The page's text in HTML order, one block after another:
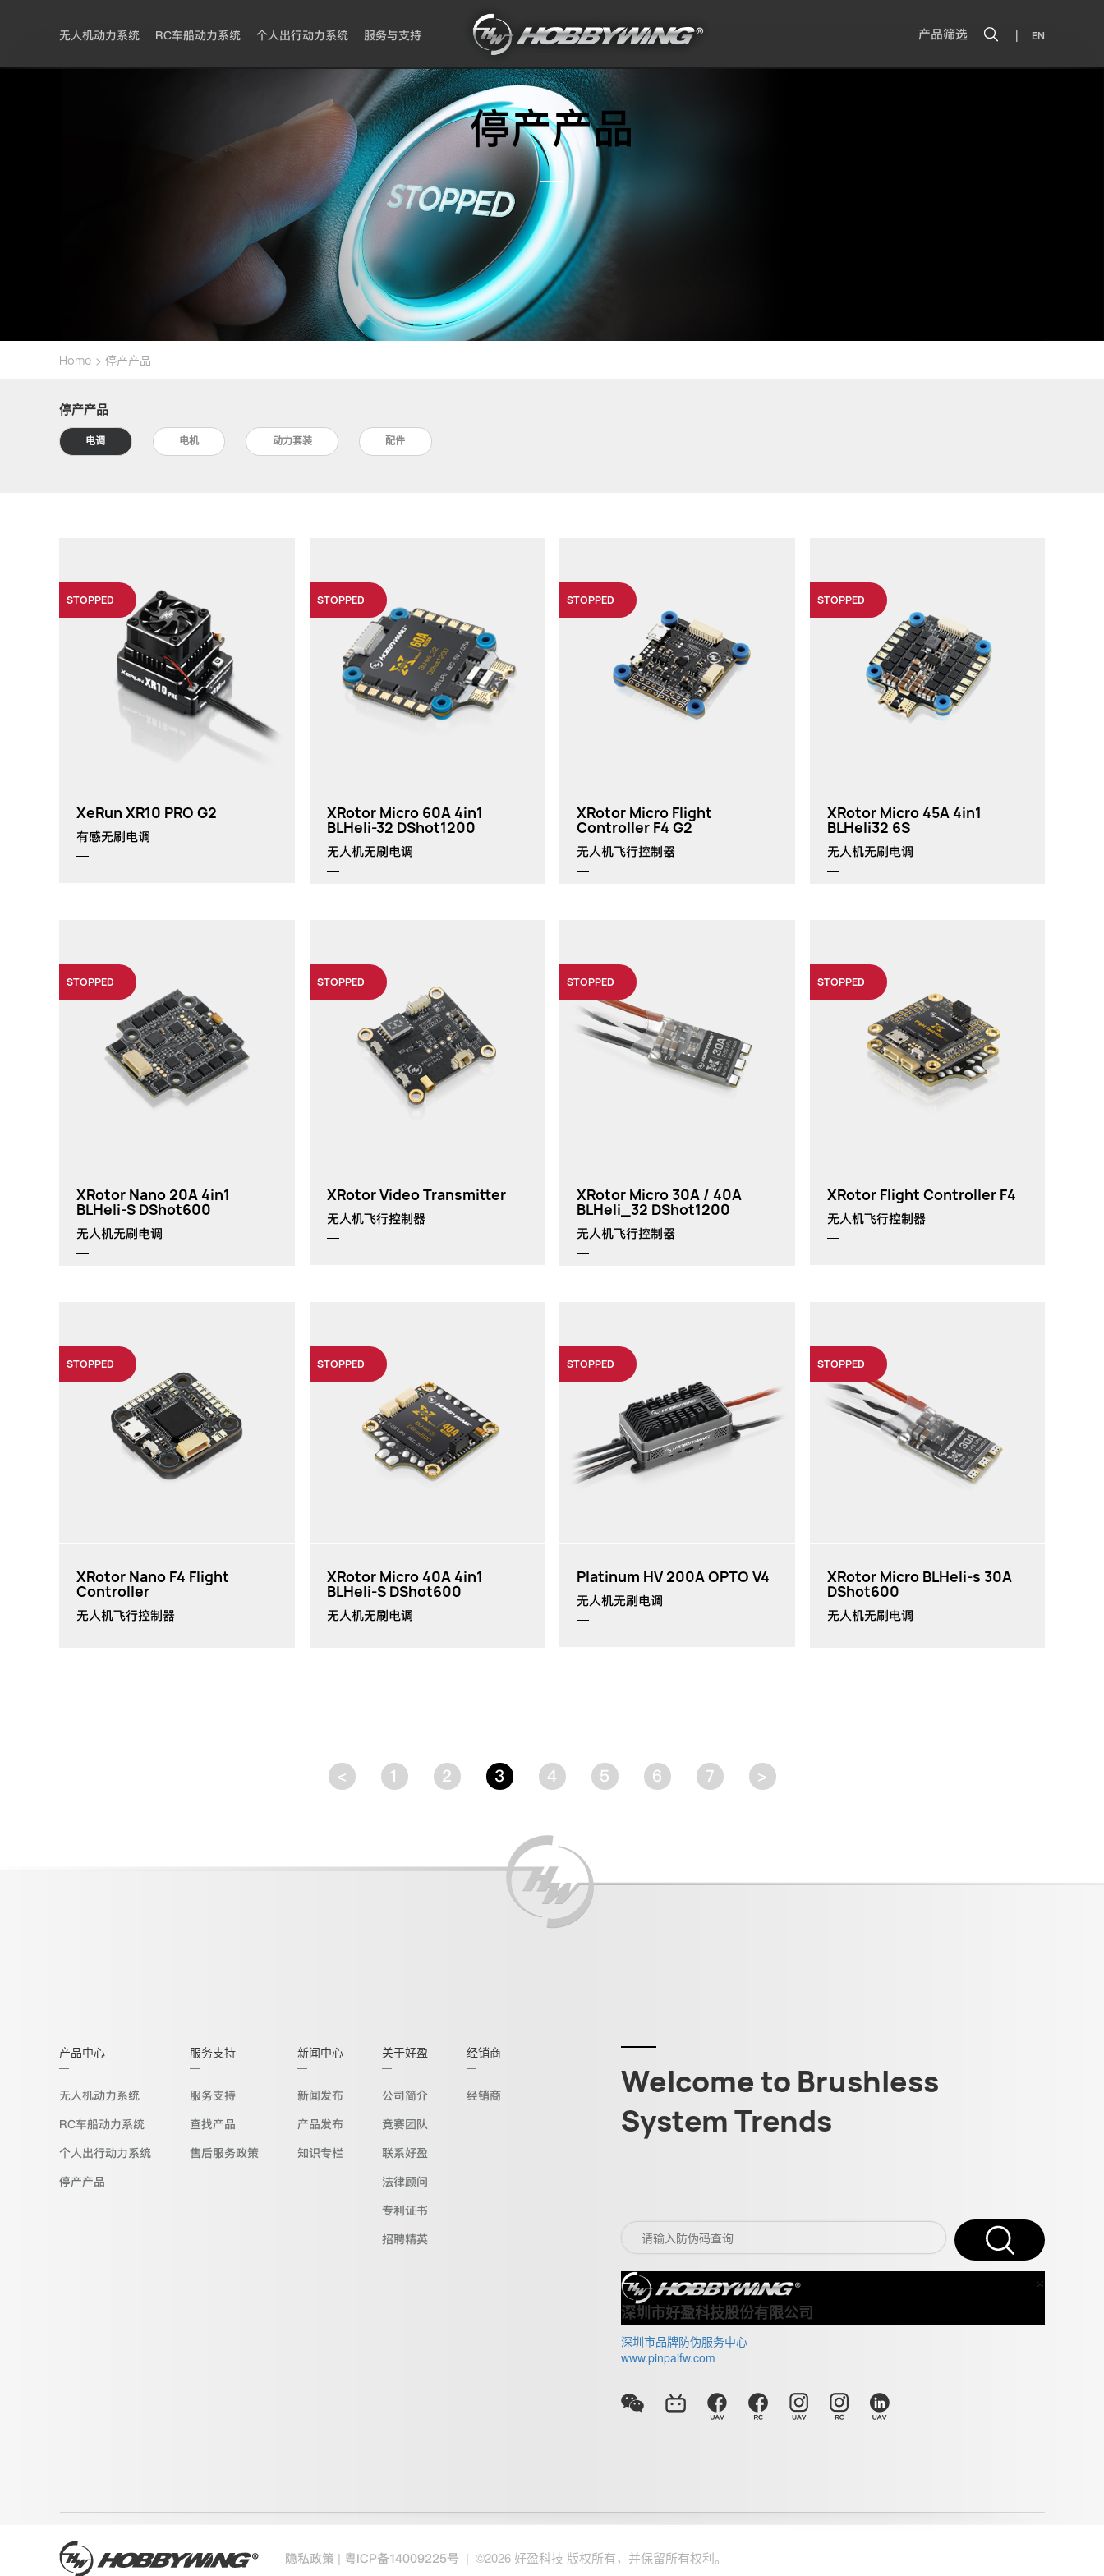
无人机动力系统 RC车船动力系统 个人出行动力系统 服务与支持 产品筛选 | EN
停产产品
Home > 停产产品
停产产品
电调 电机 动力套装 配件
STOPPED
XeRun XR10 PRO G2
有感无刷电调
30112608
160A
2S LiPo/5-6 Cell NiMH
XeRun V10 G3/G3R
XeRun BANDIT G2
STOPPED
XRotor Micro 60A 4in1
BLHeli-32 DShot1200
无人机无刷电调
STOPPED
XRotor Micro Flight
Controller F4 G2
无人机飞行控制器
STOPPED
XRotor Micro 45A 4in1
BLHeli32 6S
无人机无刷电调
STOPPED
XRotor Nano 20A 4in1
BLHeli-S DShot600
无人机无刷电调
STOPPED
XRotor Video Transmitter
无人机飞行控制器
STOPPED
XRotor Micro 30A / 40A
BLHeli_32 DShot1200
无人机飞行控制器
STOPPED
XRotor Flight Controller F4
无人机飞行控制器
STOPPED
XRotor Nano F4 Flight
Controller
无人机飞行控制器
STOPPED
XRotor Micro 40A 4in1
BLHeli-S DShot600
无人机无刷电调
STOPPED
Platinum HV 200A OPTO V4
无人机无刷电调
STOPPED
XRotor Micro BLHeli-s 30A
DShot600
无人机无刷电调
< 1 2 3 4 5 6 7 >
产品中心
无人机动力系统
RC车船动力系统
个人出行动力系统
停产产品
服务支持
服务支持
查找产品
售后服务政策
新闻中心
新闻发布
产品发布
知识专栏
关于好盈
公司简介
竞赛团队
联系好盈
法律顾问
专利证书
招聘精英
经销商
经销商
Welcome to Brushless
System Trends
×
深圳市好盈科技股份有限公司
深圳市品牌防伪服务中心
www.pinpaifw.com
隐私政策 | 粤ICP备14009225号 | ©2026 好盈科技 版权所有，并保留所有权利。